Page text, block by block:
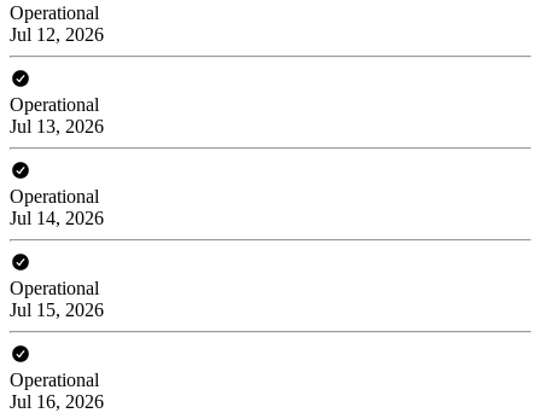
Operational
Jul 12, 2026
Operational
Jul 13, 2026
Operational
Jul 14, 2026
Operational
Jul 15, 2026
Operational
Jul 16, 2026